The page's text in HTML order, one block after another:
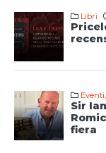
Libri
Eventi,
Sir
fiera